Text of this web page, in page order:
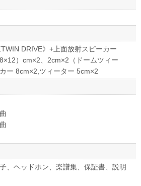
DRIVE》+上面放射スピーカー
）cm×2、2cm×2（ドームツィー
ー 8cm×2,ツィーター 5cm×2
、ヘッドホン、楽譜集、保証書、説明